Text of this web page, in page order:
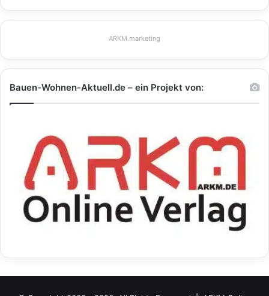
ARKM.marketing
Bauen-Wohnen-Aktuell.de – ein Projekt von: